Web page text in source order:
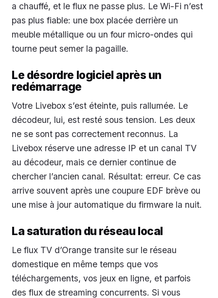
a chauffé, et le flux ne passe plus. Le Wi-Fi n’est
pas plus fiable: une box placée derrière un
meuble métallique ou un four micro-ondes qui
tourne peut semer la pagaille.
Le désordre logiciel après un
redémarrage
Votre Livebox s’est éteinte, puis rallumée. Le
décodeur, lui, est resté sous tension. Les deux
ne se sont pas correctement reconnus. La
Livebox réserve une adresse IP et un canal TV
au décodeur, mais ce dernier continue de
chercher l’ancien canal. Résultat: erreur. Ce cas
arrive souvent après une coupure EDF brève ou
une mise à jour automatique du firmware la nuit.
La saturation du réseau local
Le flux TV d’Orange transite sur le réseau
domestique en même temps que vos
téléchargements, vos jeux en ligne, et parfois
des flux de streaming concurrents. Si vous